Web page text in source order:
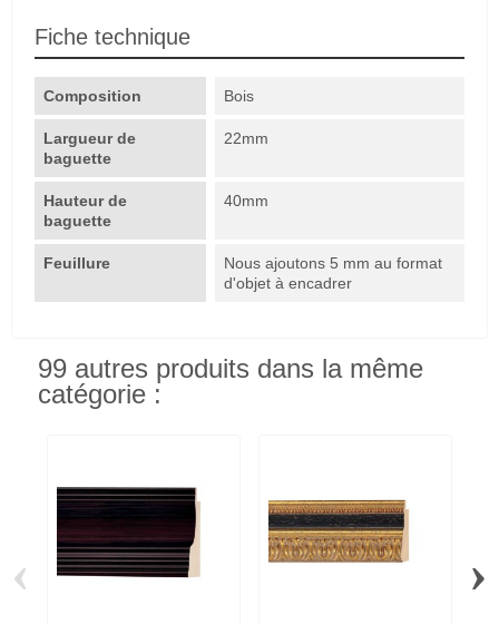
Fiche technique
Composition Bois
Largueur de
baguette
22mm
Hauteur de
baguette
40mm
Feuillure
Nous ajoutons 5 mm au format
d'objet à encadrer
99 autres produits dans la même
catégorie :
‹ ›